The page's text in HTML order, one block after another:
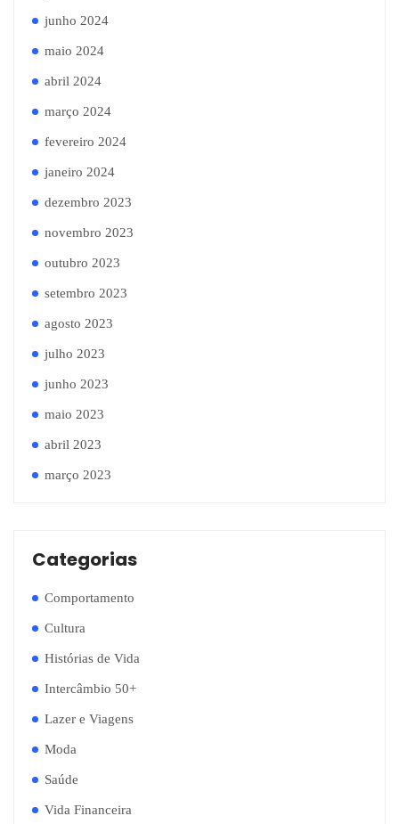
junho 2024
maio 2024
abril 2024
março 2024
fevereiro 2024
janeiro 2024
dezembro 2023
novembro 2023
outubro 2023
setembro 2023
agosto 2023
julho 2023
junho 2023
maio 2023
abril 2023
março 2023
Categorias
Comportamento
Cultura
Histórias de Vida
Intercâmbio 50+
Lazer e Viagens
Moda
Saúde
Vida Financeira